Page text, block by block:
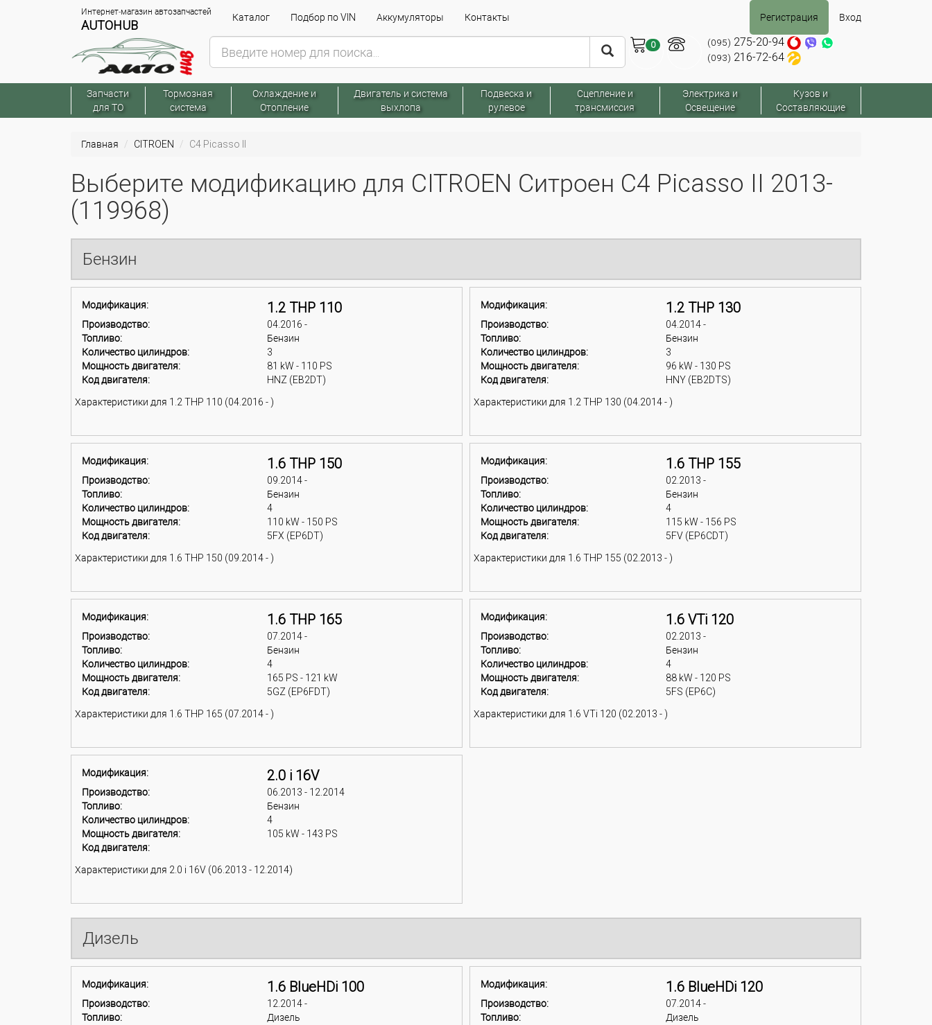
Интернет-магазин автозапчастей
AUTOHUB
Каталог Подбор по VIN Аккумуляторы Контакты Регистрация Вход
0 (095) 275-20-94
(093) 216-72-64
Запчасти
для ТО
Тормозная
система
Охлаждение и
Отопление
Двигатель и система
выхлопа
Подвеска и
рулевое
Сцепление и
трансмиссия
Электрика и
Освещение
Кузов и
Составляющие
Главная CITROEN C4 Picasso II
Выберите модификацию для CITROEN Ситроен C4 Picasso II 2013-
(119968)
Бензин
Модификация: 1.2 THP 110
Производство:
04.2016 -
Топливо:
Бензин
Количество цилиндров:
3
Мощность двигателя:
81 kW - 110 PS
Код двигателя:
HNZ (EB2DT)
Характеристики для 1.2 THP 110 (04.2016 - )
Модификация: 1.2 THP 130
Производство:
04.2014 -
Топливо:
Бензин
Количество цилиндров:
3
Мощность двигателя:
96 kW - 130 PS
Код двигателя:
HNY (EB2DTS)
Характеристики для 1.2 THP 130 (04.2014 - )
Модификация: 1.6 THP 150
Производство:
09.2014 -
Топливо:
Бензин
Количество цилиндров:
4
Мощность двигателя:
110 kW - 150 PS
Код двигателя:
5FX (EP6DT)
Характеристики для 1.6 THP 150 (09.2014 - )
Модификация: 1.6 THP 155
Производство:
02.2013 -
Топливо:
Бензин
Количество цилиндров:
4
Мощность двигателя:
115 kW - 156 PS
Код двигателя:
5FV (EP6CDT)
Характеристики для 1.6 THP 155 (02.2013 - )
Модификация: 1.6 THP 165
Производство:
07.2014 -
Топливо:
Бензин
Количество цилиндров:
4
Мощность двигателя:
165 PS - 121 kW
Код двигателя:
5GZ (EP6FDT)
Характеристики для 1.6 THP 165 (07.2014 - )
Модификация: 1.6 VTi 120
Производство:
02.2013 -
Топливо:
Бензин
Количество цилиндров:
4
Мощность двигателя:
88 kW - 120 PS
Код двигателя:
5FS (EP6C)
Характеристики для 1.6 VTi 120 (02.2013 - )
Модификация: 2.0 i 16V
Производство:
06.2013 - 12.2014
Топливо:
Бензин
Количество цилиндров:
4
Мощность двигателя:
105 kW - 143 PS
Код двигателя:
Характеристики для 2.0 i 16V (06.2013 - 12.2014)
Дизель
Модификация: 1.6 BlueHDi 100
Производство:
12.2014 -
Топливо:
Дизель
Модификация: 1.6 BlueHDi 120
Производство:
07.2014 -
Топливо:
Дизель